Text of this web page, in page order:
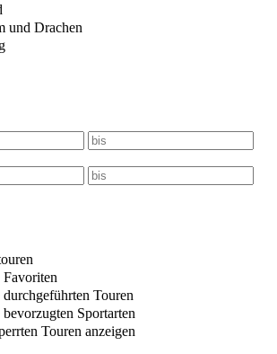
und Drachen
Touren
Sportarten
Touren anzeigen